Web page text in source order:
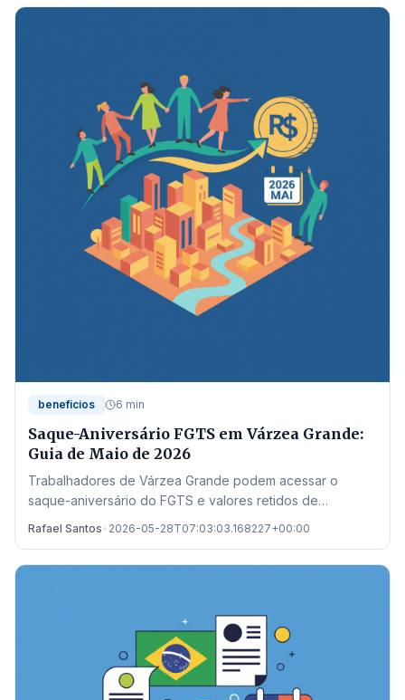
beneficios 6 min
Saque-Aniversário FGTS em Várzea Grande:
Guia de Maio de 2026
Trabalhadores de Várzea Grande podem acessar o
saque-aniversário do FGTS e valores retidos de
Rafael Santos• 2026-05-28T07:03:03.168227+00:00